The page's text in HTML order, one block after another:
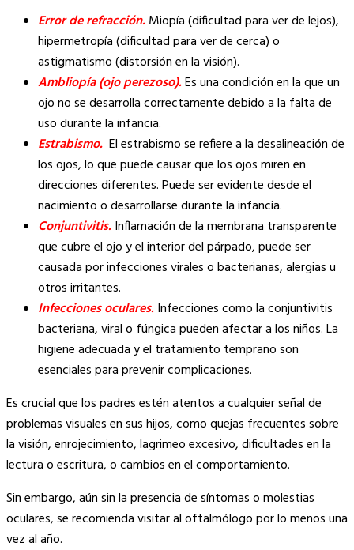
Error de refracción.Miopía (dificultad para ver de lejos),
hipermetropía (dificultad para ver de cerca) o
astigmatismo (distorsión en la visión).
Ambliopía (ojo perezoso).Es una condición en la que un
ojo no se desarrolla correctamente debido a la falta de
uso durante la infancia.
Estrabismo. El estrabismo se refiere a la desalineación de
los ojos, lo que puede causar que los ojos miren en
direcciones diferentes. Puede ser evidente desde el
nacimiento o desarrollarse durante la infancia.
Conjuntivitis.Inflamación de la membrana transparente
que cubre el ojo y el interior del párpado, puede ser
causada por infecciones virales o bacterianas, alergias u
otros irritantes.
Infecciones oculares.Infecciones como la conjuntivitis
bacteriana, viral o fúngica pueden afectar a los niños. La
higiene adecuada y el tratamiento temprano son
esenciales para prevenir complicaciones.
Es crucial que los padres estén atentos a cualquier señal de
problemas visuales en sus hijos, como quejas frecuentes sobre
la visión, enrojecimiento, lagrimeo excesivo, dificultades en la
lectura o escritura, o cambios en el comportamiento.
Sin embargo, aún sin la presencia de síntomas o molestias
oculares, se recomienda visitar al oftalmólogo por lo menos una
vez al año.